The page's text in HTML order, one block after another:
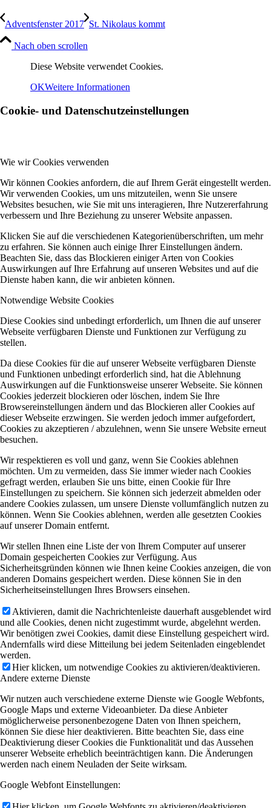
Adventsfenster 2017 St. Nikolaus kommt
Nach oben scrollen
Diese Website verwendet Cookies.
OKWeitere Informationen
Cookie- und Datenschutzeinstellungen
Wie wir Cookies verwenden
Wir können Cookies anfordern, die auf Ihrem Gerät eingestellt werden.
Wir verwenden Cookies, um uns mitzuteilen, wenn Sie unsere
Websites besuchen, wie Sie mit uns interagieren, Ihre Nutzererfahrung
verbessern und Ihre Beziehung zu unserer Website anpassen.
Klicken Sie auf die verschiedenen Kategorienüberschriften, um mehr
zu erfahren. Sie können auch einige Ihrer Einstellungen ändern.
Beachten Sie, dass das Blockieren einiger Arten von Cookies
Auswirkungen auf Ihre Erfahrung auf unseren Websites und auf die
Dienste haben kann, die wir anbieten können.
Notwendige Website Cookies
Diese Cookies sind unbedingt erforderlich, um Ihnen die auf unserer
Webseite verfügbaren Dienste und Funktionen zur Verfügung zu
stellen.
Da diese Cookies für die auf unserer Webseite verfügbaren Dienste
und Funktionen unbedingt erforderlich sind, hat die Ablehnung
Auswirkungen auf die Funktionsweise unserer Webseite. Sie können
Cookies jederzeit blockieren oder löschen, indem Sie Ihre
Browsereinstellungen ändern und das Blockieren aller Cookies auf
dieser Webseite erzwingen. Sie werden jedoch immer aufgefordert,
Cookies zu akzeptieren / abzulehnen, wenn Sie unsere Website erneut
besuchen.
Wir respektieren es voll und ganz, wenn Sie Cookies ablehnen
möchten. Um zu vermeiden, dass Sie immer wieder nach Cookies
gefragt werden, erlauben Sie uns bitte, einen Cookie für Ihre
Einstellungen zu speichern. Sie können sich jederzeit abmelden oder
andere Cookies zulassen, um unsere Dienste vollumfänglich nutzen zu
können. Wenn Sie Cookies ablehnen, werden alle gesetzten Cookies
auf unserer Domain entfernt.
Wir stellen Ihnen eine Liste der von Ihrem Computer auf unserer
Domain gespeicherten Cookies zur Verfügung. Aus
Sicherheitsgründen können wie Ihnen keine Cookies anzeigen, die von
anderen Domains gespeichert werden. Diese können Sie in den
Sicherheitseinstellungen Ihres Browsers einsehen.
Aktivieren, damit die Nachrichtenleiste dauerhaft ausgeblendet wird
und alle Cookies, denen nicht zugestimmt wurde, abgelehnt werden.
Wir benötigen zwei Cookies, damit diese Einstellung gespeichert wird.
Andernfalls wird diese Mitteilung bei jedem Seitenladen eingeblendet
werden.
Hier klicken, um notwendige Cookies zu aktivieren/deaktivieren.
Andere externe Dienste
Wir nutzen auch verschiedene externe Dienste wie Google Webfonts,
Google Maps und externe Videoanbieter. Da diese Anbieter
möglicherweise personenbezogene Daten von Ihnen speichern,
können Sie diese hier deaktivieren. Bitte beachten Sie, dass eine
Deaktivierung dieser Cookies die Funktionalität und das Aussehen
unserer Webseite erheblich beeinträchtigen kann. Die Änderungen
werden nach einem Neuladen der Seite wirksam.
Google Webfont Einstellungen: